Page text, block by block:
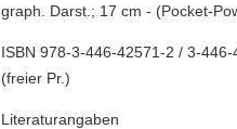
graph. Darst.; 17 cm - (Pocket-
ISBN 978-3-446-42571-2 / 3-
(freier Pr.)
Literaturangaben